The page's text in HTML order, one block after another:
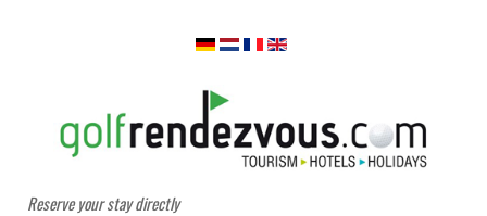
Reserve your stay directly